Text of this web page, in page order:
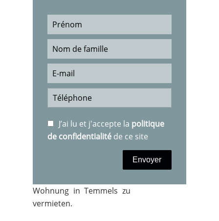
J’ai lu et j'accepte la politique
de confidentialité de ce site
Envoyer
Wohnung in Temmels zu
vermieten.